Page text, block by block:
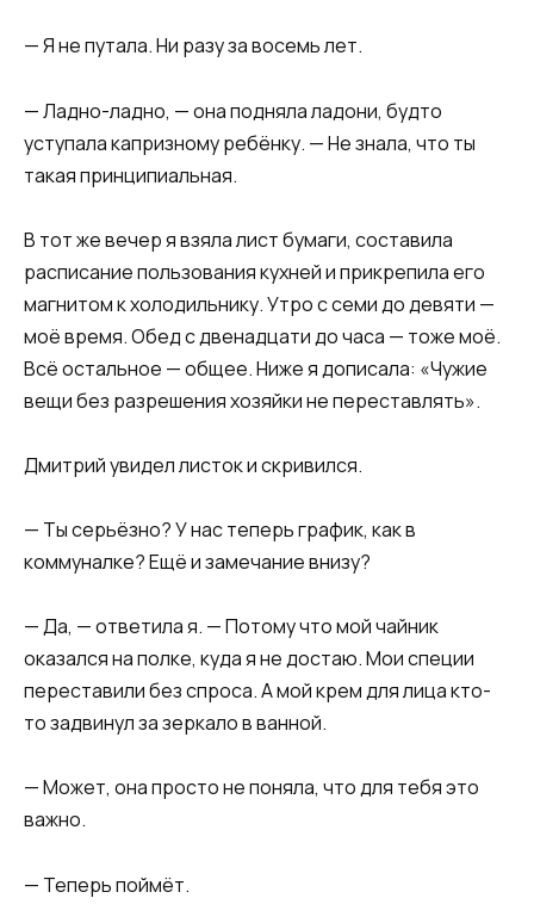
— Я не путала. Ни разу за восемь лет.
— Ладно-ладно, — она подняла ладони, будто
уступала капризному ребёнку. — Не знала, что ты
такая принципиальная.
В тот же вечер я взяла лист бумаги, составила
расписание пользования кухней и прикрепила его
магнитом к холодильнику. Утро с семи до девяти —
моё время. Обед с двенадцати до часа — тоже моё.
Всё остальное — общее. Ниже я дописала: «Чужие
вещи без разрешения хозяйки не переставлять».
Дмитрий увидел листок и скривился.
— Ты серьёзно? У нас теперь график, как в
коммуналке? Ещё и замечание внизу?
— Да, — ответила я. — Потому что мой чайник
оказался на полке, куда я не достаю. Мои специи
переставили без спроса. А мой крем для лица кто-
то задвинул за зеркало в ванной.
— Может, она просто не поняла, что для тебя это
важно.
— Теперь поймёт.